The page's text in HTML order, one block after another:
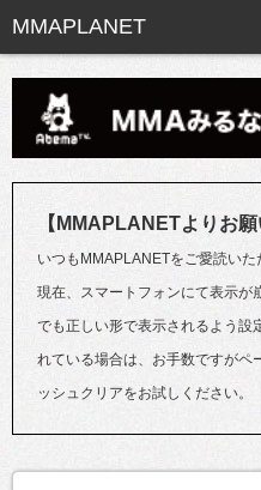
【MMAPLANETよりお願
いつもMMAPLANETをご愛読いた
現在、スマートフォンにて表示が
でも正しい形で表示されるよう設
れている場合は、お手数ですがペ
ッシュクリアをお試しください。